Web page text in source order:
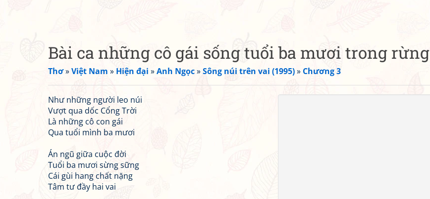
Bài ca những cô gái sống tuổi ba mươi trong rừng
Thơ»Việt Nam » Hiện đại »Anh Ngọc»Sông núi trên vai (1995)» Chương 3
Như những người leo núi
Vượt qua dốc Cổng Trời
Là những cô con gái
Qua tuổi mình ba mươi
Án ngũ giữa cuộc đời
Tuổi ba mươi sừng sững
Cái gùi hang chất nặng
Tâm tư đầy hai vai